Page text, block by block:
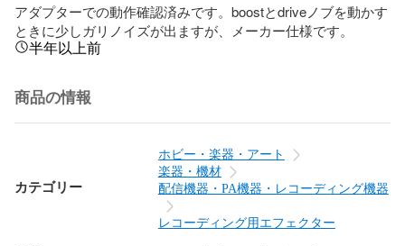
アダプターでの動作確認済みです。boostとdriveノブを動かす
ときに少しガリノイズが出ますが、メーカー仕様です。
半年以上前
商品の情報
カテゴリー
ホビー・楽器・アート
楽器・機材
配信機器・PA機器・レコーディング機器
レコーディング用エフェクター